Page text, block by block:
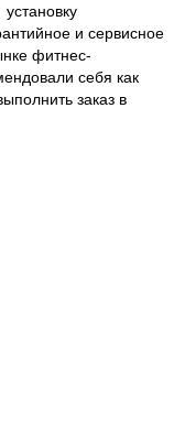
и сервисное
фитнес-
себя как
заказ в